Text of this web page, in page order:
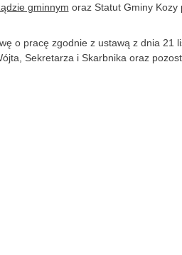
gminnym oraz Statut Gminy Kozy
o pracę zgodnie z ustawą z dnia
Sekretarza i Skarbnika oraz